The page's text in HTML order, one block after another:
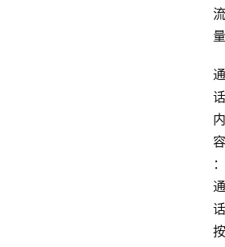
流
量
通
话
内
容
：
通
话
按